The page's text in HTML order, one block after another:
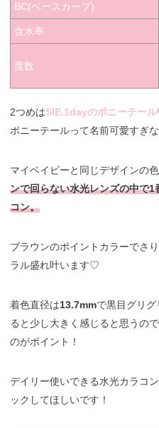
BC(ベースカーブ)
含水率
度数
2つめはSIE.1dayのポニーテール
ポニーテールって名前可愛すぎ
マイベイビーと同じデザインの
ンで回らない水光レンズの中で
コン。
ブラウンのポイントカラーでさ
ラル盛れ叶います♡
着色直径は13.7mmで黒目グリ
ると少し大きく感じると思うの
のがポイント！
デイリー使いできる水光カラコ
ックしてほしいです！